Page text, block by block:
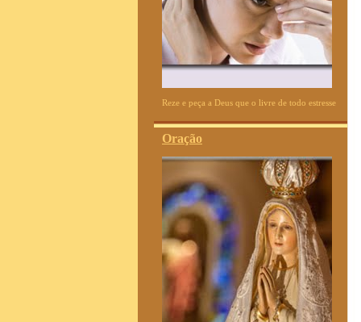
Reze e peça a Deus que o livre de todo estresse
Oração